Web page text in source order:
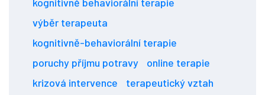
výběr terapeuta
kognitivně-behaviorální terapie
poruchy příjmu potravy
online terapie
krizová intervence
terapeutický vztah